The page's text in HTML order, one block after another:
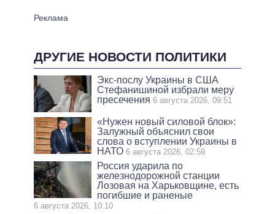
ДРУГИЕ НОВОСТИ ПОЛИТИКИ
Экс-послу Украины в США
Стефанишиной избрали меру
пресечения 6 августа 2026, 09:51
«Нужен новый силовой блок»:
Залужный объяснил свои
слова о вступлении Украины в
НАТО 6 августа 2026, 02:59
Россия ударила по
железнодорожной станции
Лозовая на Харьковщине, есть
погибшие и раненые
6 августа 2026, 10:10